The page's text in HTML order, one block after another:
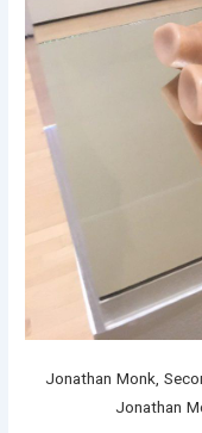
Jonathan Monk,
Jonathan